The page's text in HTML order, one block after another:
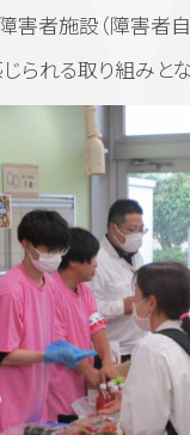
害者施設（障害者
れる取り組みとな